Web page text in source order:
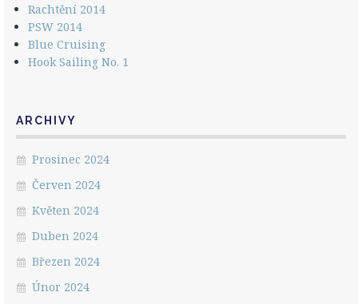
Rachtění 2014
PSW 2014
Blue Cruising
Hook Sailing No. 1
ARCHIVY
Prosinec 2024
Červen 2024
Květen 2024
Duben 2024
Březen 2024
Únor 2024